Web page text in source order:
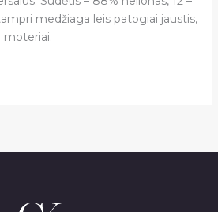
medžiaga leis patogiai jaustis,
moteriai.